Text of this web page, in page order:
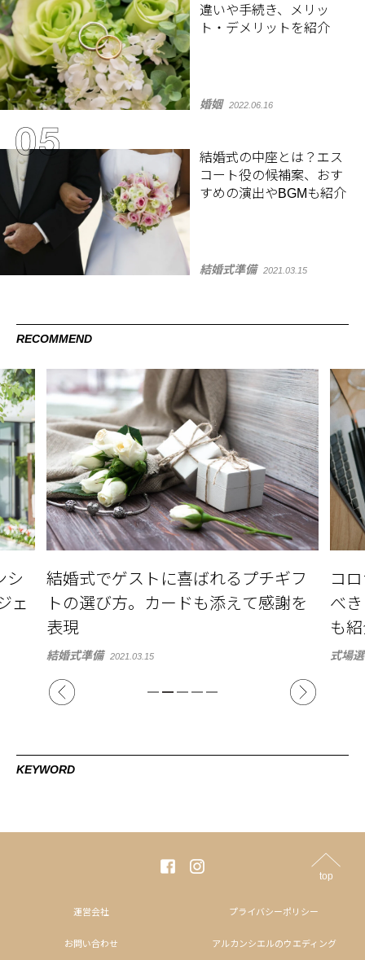
違いや手続き、メリッ
ト・デメリットを紹介
婚姻 2022.06.16
結婚式の中座とは？エス
コート役の候補案、おす
すめの演出やBGMも紹介
結婚式準備 2021.03.15
RECOMMEND
フ
を
コロナで結婚式を延期する時にやる
べきこと一覧。ゲストへの連絡方法
も紹介
式場選び・ブライダルフェア
最
式
結婚
KEYWORD
top
運営会社 プライバシーポリシー
お問い合わせ アルカンシエルのウエディング